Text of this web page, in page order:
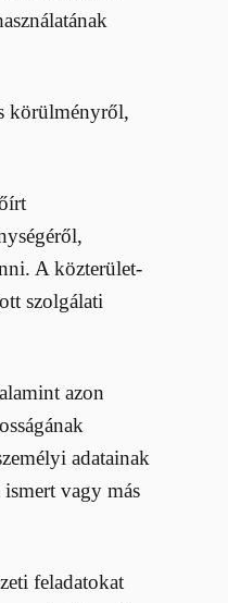
körülményről,
A közterület-
szolgálati
azon
adatainak
vagy más
feladatokat